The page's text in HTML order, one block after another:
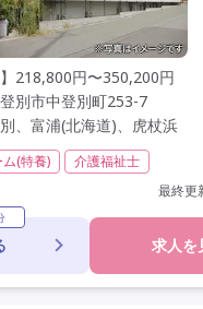
】218,800円〜350,200円
別市中登別町253-7
、富浦(北海道)、虎杖浜
(特養)
介護福祉士
初任者研修(ヘルパー2
残業月20時間以内
残業
備 交通費支給
学歴不問
最終更
求人を